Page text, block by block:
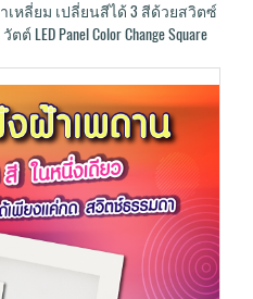
หลี่ยม เปลี่ยนสีได้ 3 สีด้วยสวิตซ์
Panel Color Change Square